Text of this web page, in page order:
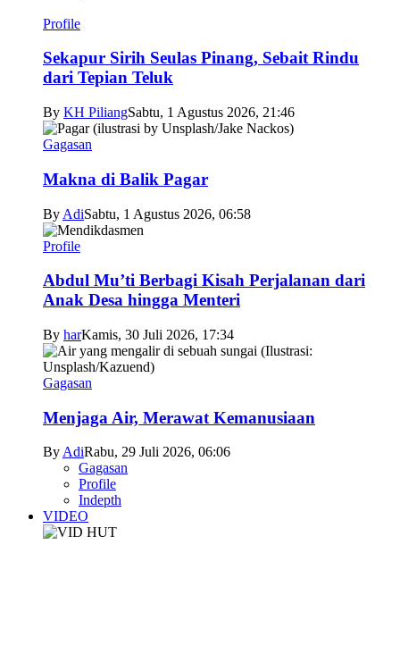
Profile
Sekapur Sirih Seulas Pinang, Sebait Rindu
dari Tepian Teluk
By KH PiliangSabtu, 1 Agustus 2026, 21:46
Gagasan
Makna di Balik Pagar
By AdiSabtu, 1 Agustus 2026, 06:58
Profile
Abdul Mu’ti Berbagi Kisah Perjalanan dari
Anak Desa hingga Menteri
By harKamis, 30 Juli 2026, 17:34
Gagasan
Menjaga Air, Merawat Kemanusiaan
ByAdiRabu, 29 Juli 2026, 06:06
Gagasan
Profile
Indepth
VIDEO